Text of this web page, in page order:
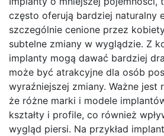
często oferują bardziej naturalny
szczególnie cenione przez
subtelne zmiany w wyglądzie. Z
implanty mogą dawać bardziej
może być atrakcyjne dla osób
wyraźniejszej zmiany. Ważne jest
że różne marki i modele
kształty i profile, co również
wygląd piersi. Na przykład